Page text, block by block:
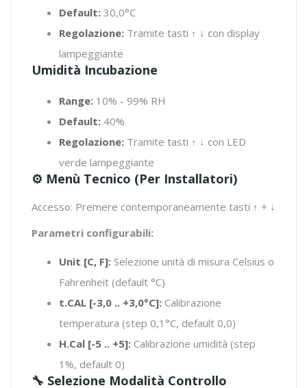
Default: 30,0°C
Regolazione: Tramite tasti ↑ ↓ con display
lampeggiante
Umidità Incubazione
Range: 10% - 99% RH
Default: 40%
Regolazione: Tramite tasti ↑ ↓ con LED
verde lampeggiante
⚙️ Menù Tecnico (per Installatori)
Accesso: Premere contemporaneamente tasti ↑ + ↓
Parametri configurabili:
Unit [C, F]: Selezione unità di misura Celsius o
Fahrenheit (default °C)
t.CAL [-3,0 .. +3,0°C]: Calibrazione
temperatura (step 0,1°C, default 0,0)
H.Cal [-5 .. +5]: Calibrazione umidità (step
1%, default 0)
🔧 Selezione Modalità Controllo